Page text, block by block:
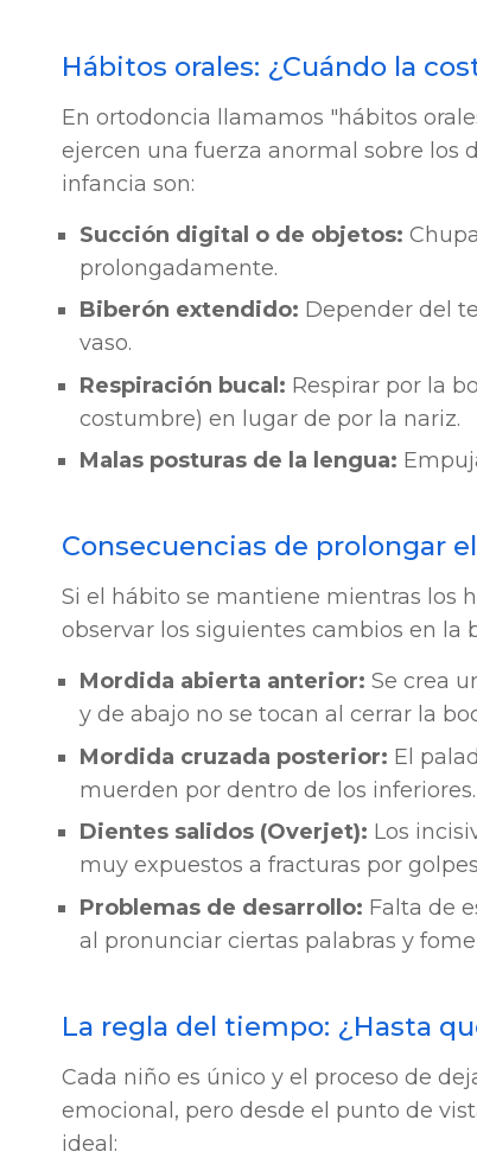
Hábitos orales: ¿Cuándo la
En ortodoncia llamamos "hábitos
ejercen una fuerza anormal sobre los
infancia son:
Succión digital o de objetos:
prolongadamente.
Biberón extendido: Depender del
vaso.
Respiración bucal: Respirar por la
costumbre) en lugar de por la nariz.
Malas posturas de la lengua:
Consecuencias de prolongar
Si el hábito se mantiene mientras los
observar los siguientes cambios en la
Mordida abierta anterior: Se crea
y de abajo no se tocan al cerrar la
Mordida cruzada posterior: El
muerden por dentro de los inferiores.
Dientes salidos (Overjet): Los
muy expuestos a fracturas por
Problemas de desarrollo: Falta de
al pronunciar ciertas palabras y
La regla del tiempo: ¿Hasta
Cada niño es único y el proceso de
emocional, pero desde el punto de
ideal: